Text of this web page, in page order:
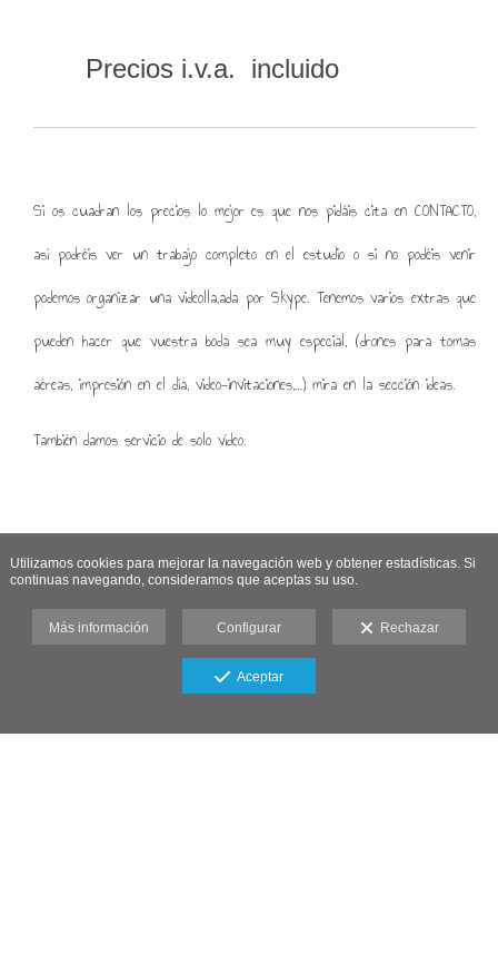
Precios i.v.a. incluido
Si os cuadran los precios lo mejor es que nos pidáis cita en CONTACTO,
así podréis ver un trabajo completo en el estudio o si no podéis venir
podemos organizar una videolla,ada por Skype. Tenemos varios extras que
pueden hacer que vuestra boda sea muy especial, (drones para tomas
aéreas, impresión en el día, video-invitaciones,…) mira en la sección ideas.
También damos servicio de solo vídeo.
Utilizamos cookies para mejorar la navegación web y obtener estadísticas. Si
continuas navegando, consideramos que aceptas su uso.
Más información Configurar Rechazar
Aceptar